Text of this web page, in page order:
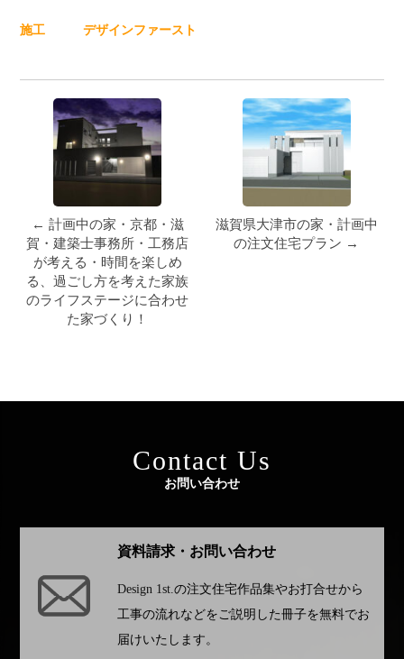
施工デザインファースト
← 計画中の家・京都・滋
賀・建築士事務所・工務店
が考える・時間を楽しめ
る、過ごし方を考えた家族
のライフステージに合わせ
た家づくり！
滋賀県大津市の家・計画中
の注文住宅プラン →
Contact Us
お問い合わせ
資料請求・お問い合わせ
Design 1st.の注文住宅作品集やお打合せから
工事の流れなどをご説明した冊子を無料でお
届けいたします。